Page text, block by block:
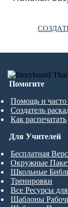
Помогите
Помощь и часто
Создатель
Как распечатать
Для Учителей
Бесплатная
Окружные
Школьные
Тренировки
Все Ресурсы
Шаблоны